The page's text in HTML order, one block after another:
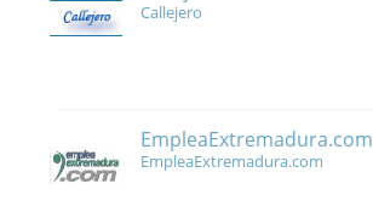
Callejero
EmpleaExtremadura.com
EmpleaExtremadura.com